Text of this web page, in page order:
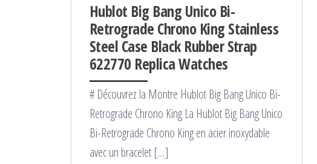
Hublot Big Bang Unico Bi-
Retrograde Chrono King Stainless
Steel Case Black Rubber Strap
622770 Replica Watches
# Découvrez la Montre Hublot Big Bang Unico Bi-
Retrograde Chrono King La Hublot Big Bang Unico
Bi-Retrograde Chrono King en acier inoxydable
avec un bracelet […]